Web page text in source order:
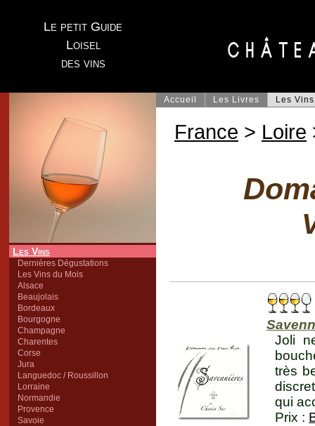
Le petit Guide
Loisel
des vins
Les Vins
Dernières Dégustations
Les Vins du Mois
Alsace
Beaujolais
Bordeaux
Bourgogne
Champagne
Charentes
Corse
Jura
Languedoc / Roussillon
Lorraine
Normandie
Provence
Savoie
Accueil Les Livres Les Vins
France > Loire
Joli
très
qui
Prix :